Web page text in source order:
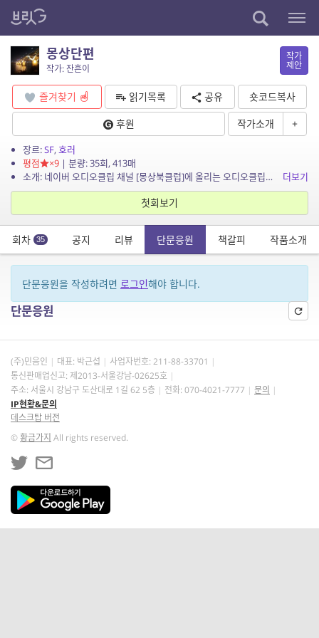
몽상단편
작가: 잔흔이
작가
제안
즐겨찾기 읽기목록 공유
숏코드복사
후원
작가소개 +
장르:SF,호러
평점
×9| 분량: 35회, 413매
소개: 네이버 오디오클립 채널 [몽상북클럽]에 올리는 오디오클립의 원작 엽편 모음입니다. [몽상북클럽] https://audioclip.naver.com/channels/5543 [제작 ...
더보기
첫회보기
회차 35 공지 리뷰 단문응원 책갈피 작품소개
단문응원을 작성하려면 로그인해야 합니다.
단문응원
(주)민음인 대표: 박근섭 사업자번호: 211-88-33701
통신판매업신고: 제2013-서울강남-02625호
주소: 서울시 강남구 도산대로 1길 62 5층
전화: 070-4021-7777
문의
IP현황&문의
데스크탑 버전
©황금가지 All rights reserved.